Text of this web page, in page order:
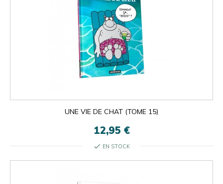
UNE VIE DE CHAT (TOME 15)
12,95 €
check EN STOCK